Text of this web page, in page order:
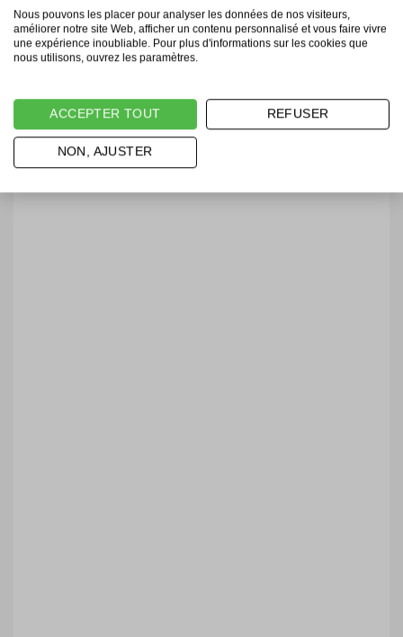
Nous pouvons les placer pour analyser les données de nos visiteurs,
améliorer notre site Web, afficher un contenu personnalisé et vous faire vivre
une expérience inoubliable. Pour plus d'informations sur les cookies que
nous utilisons, ouvrez les paramètres.
ACCEPTER TOUT REFUSER
NON, AJUSTER